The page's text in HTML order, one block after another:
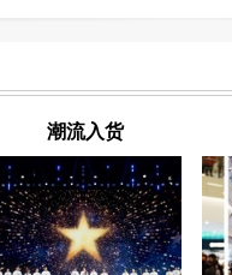
潮流入货